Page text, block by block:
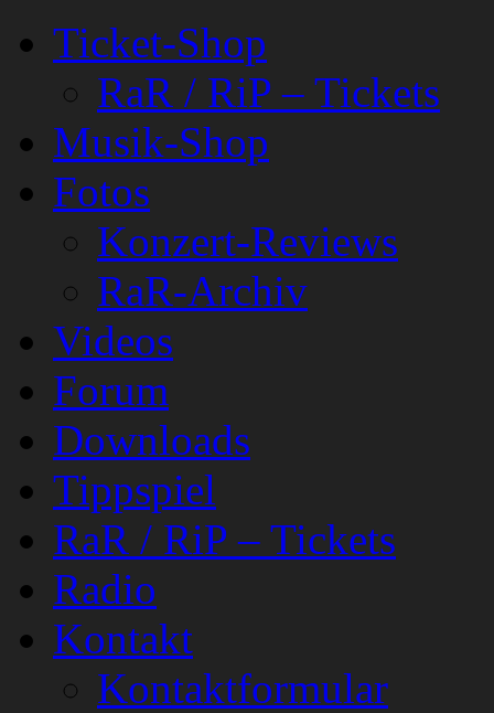
Ticket-Shop
RaR / RiP – Tickets
Musik-Shop
Fotos
Konzert-Reviews
RaR-Archiv
Videos
Forum
Downloads
Tippspiel
RaR / RiP – Tickets
Radio
Kontakt
Kontaktformular